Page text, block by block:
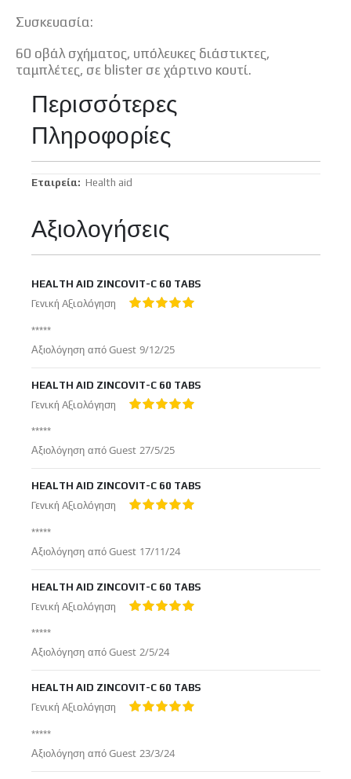
Συσκευασία:
60 οβάλ σχήματος, υπόλευκες διάστικτες,
ταμπλέτες, σε blister σε χάρτινο κουτί.
Περισσότερες
Πληροφορίες
ΠερισσότερεςHealth aid
Αξιολογήσεις
HEALTH AID ZINCOVIT-C 60 TABS
Γενική Αξιολόγηση
*****
Αξιολόγηση απόGuest Δημοσιεύτηκε
στις
9/12/25
HEALTH AID ZINCOVIT-C 60 TABS
Γενική Αξιολόγηση
*****
Αξιολόγηση απόGuest Δημοσιεύτηκε
στις
27/5/25
HEALTH AID ZINCOVIT-C 60 TABS
Γενική Αξιολόγηση
*****
Αξιολόγηση απόGuest Δημοσιεύτηκε
στις
17/11/24
HEALTH AID ZINCOVIT-C 60 TABS
Γενική Αξιολόγηση
*****
Αξιολόγηση απόGuest Δημοσιεύτηκε
στις
2/5/24
HEALTH AID ZINCOVIT-C 60 TABS
Γενική Αξιολόγηση
*****
Αξιολόγηση απόGuest Δημοσιεύτηκε
στις
23/3/24